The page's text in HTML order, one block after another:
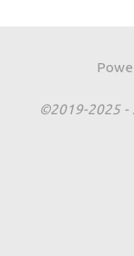
©2019-2025 -